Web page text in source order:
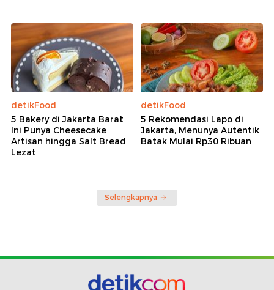
detikFood
5 Bakery di Jakarta Barat
Ini Punya Cheesecake
Artisan hingga Salt Bread
Lezat
detikFood
5 Rekomendasi Lapo di
Jakarta, Menunya Autentik
Batak Mulai Rp30 Ribuan
Selengkapnya